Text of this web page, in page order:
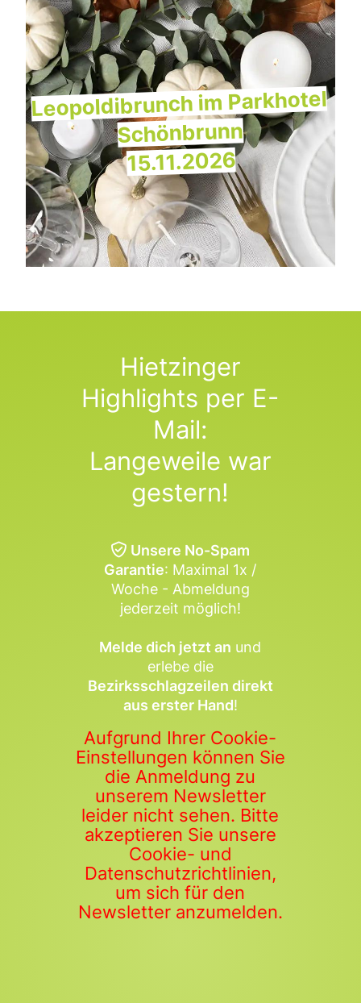
Leopoldibrunch im Parkhotel
Schönbrunn
15.11.2026
Hietzinger
Highlights per E-
Mail:
Langeweile war
gestern!
Unsere No-Spam
Garantie: Maximal 1x /
Woche - Abmeldung
jederzeit möglich!
Melde dich jetzt an und
erlebe die
Bezirksschlagzeilen direkt
aus erster Hand!
Aufgrund Ihrer Cookie-
Einstellungen können Sie
die Anmeldung zu
unserem Newsletter
leider nicht sehen. Bitte
akzeptieren Sie unsere
Cookie- und
Datenschutzrichtlinien,
um sich für den
Newsletter anzumelden.